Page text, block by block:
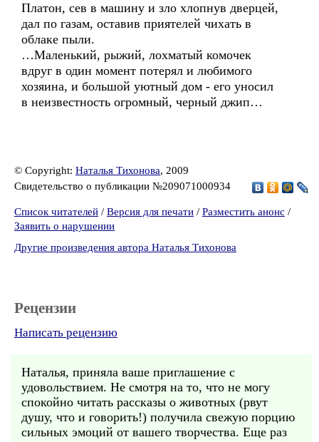
Платон, сев в машину и зло хлопнув дверцей,
дал по газам, оставив приятелей чихать в
облаке пыли.
…Маленький, рыжий, лохматый комочек
вдруг в один момент потерял и любимого
хозяина, и большой уютный дом - его уносил
в неизвестность огромный, черный джип…
© Copyright: Наталья Тихонова, 2009
Свидетельство о публикации №209071000934
Список читателей / Версия для печати / Разместить анонс /
Заявить о нарушении
Другие произведения автора Наталья Тихонова
Рецензии
Написать рецензию
Наталья, приняла ваше приглашение с
удовольствием. Не смотря на то, что не могу
спокойно читать рассказы о животных (рвут
душу, что и говорить!) получила свежую порцию
сильных эмоций от вашего творчества. Еще раз